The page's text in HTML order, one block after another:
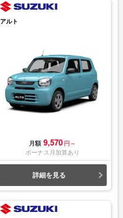
アルト
月額 9,570 円～
ボーナス月加算あり
詳細を見る